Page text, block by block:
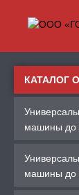
КАТАЛОГ
машины до
машины до